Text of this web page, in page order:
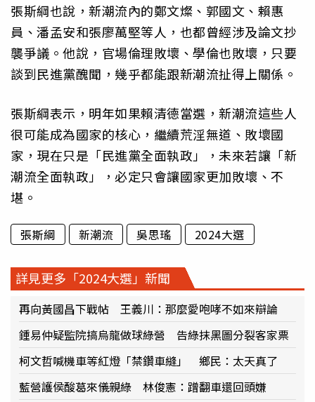
張斯綱也說，新潮流內的鄭文燦、郭國文、賴惠
員、潘孟安和張廖萬堅等人，也都曾經涉及論文抄
襲爭議。他說，官場倫理敗壞、學倫也敗壞，只要
談到民進黨醜聞，幾乎都能跟新潮流扯得上關係。
張斯綱表示，明年如果賴清德當選，新潮流這些人
很可能成為國家的核心，繼續荒淫無道、敗壞國
家，現在只是「民進黨全面執政」，未來若讓「新
潮流全面執政」，必定只會讓國家更加敗壞、不
堪。
張斯綱 新潮流 吳思瑤 2024大選
詳見更多「2024大選」新聞
再向黃國昌下戰帖 王義川：那麼愛咆哮不如來辯論
鍾易仲疑監院搞烏龍做球綠營 告綠抹黑圖分裂客家票
柯文哲喊機車等紅燈「禁鑽車縫」 鄉民：太天真了
藍營護侯酸葛來儀親綠 林俊憲：蹭翻車還回頭嫌